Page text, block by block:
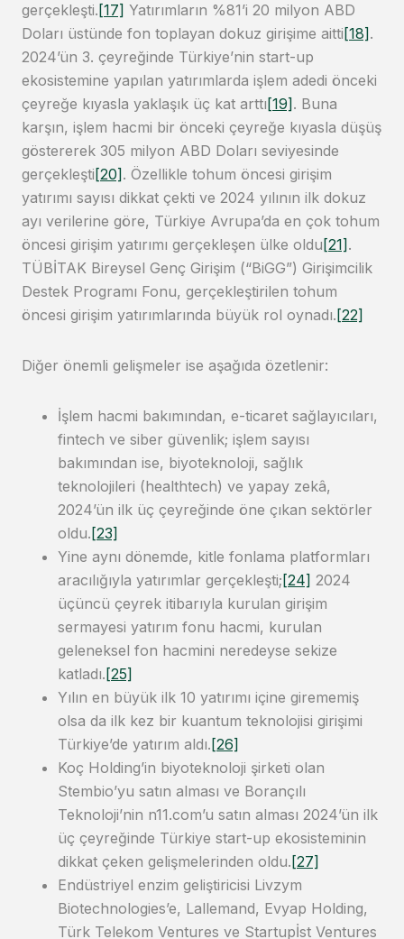
gerçekleşti. [17] Yatırımların %81’i 20 milyon ABD
Doları üstünde fon toplayan dokuz girişime aitti [18] .
2024’ün 3. çeyreğinde Türkiye’nin start-up
ekosistemine yapılan yatırımlarda işlem adedi önceki
çeyreğe kıyasla yaklaşık üç kat arttı [19] . Buna
karşın, işlem hacmi bir önceki çeyreğe kıyasla düşüş
göstererek 305 milyon ABD Doları seviyesinde
gerçekleşti [20] . Özellikle tohum öncesi girişim
yatırımı sayısı dikkat çekti ve 2024 yılının ilk dokuz
ayı verilerine göre, Türkiye Avrupa’da en çok tohum
öncesi girişim yatırımı gerçekleşen ülke oldu [21] .
TÜBİTAK Bireysel Genç Girişim (“BiGG”) Girişimcilik
Destek Programı Fonu, gerçekleştirilen tohum
öncesi girişim yatırımlarında büyük rol oynadı. [22]
Diğer önemli gelişmeler ise aşağıda özetlenir:
İşlem hacmi bakımından, e-ticaret sağlayıcıları,
fintech ve siber güvenlik; işlem sayısı
bakımından ise, biyoteknoloji, sağlık
teknolojileri (healthtech) ve yapay zekâ,
2024’ün ilk üç çeyreğinde öne çıkan sektörler
oldu. [23]
Yine aynı dönemde, kitle fonlama platformları
aracılığıyla yatırımlar gerçekleşti; [24] 2024
üçüncü çeyrek itibarıyla kurulan girişim
sermayesi yatırım fonu hacmi, kurulan
geleneksel fon hacmini neredeyse sekize
katladı. [25]
Yılın en büyük ilk 10 yatırımı içine girememiş
olsa da ilk kez bir kuantum teknolojisi girişimi
Türkiye’de yatırım aldı. [26]
Koç Holding’in biyoteknoloji şirketi olan
Stembio’yu satın alması ve Borançılı
Teknoloji’nin n11.com’u satın alması 2024’ün ilk
üç çeyreğinde Türkiye start-up ekosisteminin
dikkat çeken gelişmelerinden oldu. [27]
Endüstriyel enzim geliştiricisi Livzym
Biotechnologies’e, Lallemand, Evyap Holding,
Türk Telekom Ventures ve Startupİst Ventures